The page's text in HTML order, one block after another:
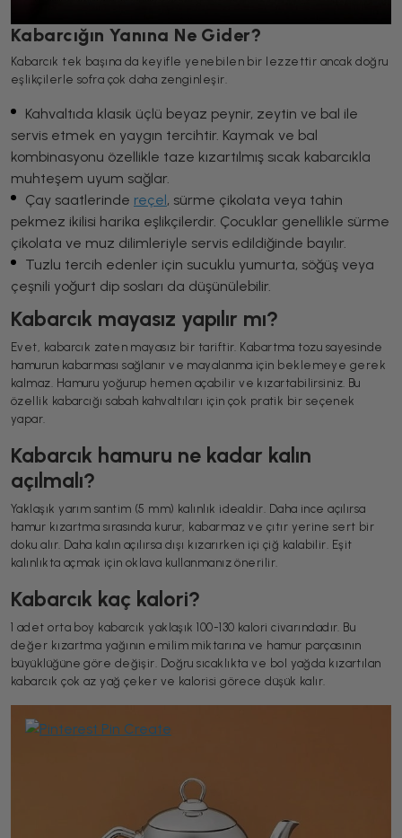
Kabarcığın Yanına Ne Gider?
Kabarcık tek başına da keyifle yenebilen bir lezzettir ancak doğru
eşlikçilerle sofra çok daha zenginleşir.
Kahvaltıda klasik üçlü beyaz peynir, zeytin ve bal ile
servis etmek en yaygın tercihtir. Kaymak ve bal
kombinasyonu özellikle taze kızartılmış sıcak kabarcıkla
muhteşem uyum sağlar.
Çay saatlerinde reçel, sürme çikolata veya tahin
pekmez ikilisi harika eşlikçilerdir. Çocuklar genellikle sürme
çikolata ve muz dilimleriyle servis edildiğinde bayılır.
Tuzlu tercih edenler için sucuklu yumurta, söğüş veya
çeşnili yoğurt dip sosları da düşünülebilir.
Kabarcık mayasız yapılır mı?
Evet, kabarcık zaten mayasız bir tariftir. Kabartma tozu sayesinde
hamurun kabarması sağlanır ve mayalanma için beklemeye gerek
kalmaz. Hamuru yoğurup hemen açabilir ve kızartabilirsiniz. Bu
özellik kabarcığı sabah kahvaltıları için çok pratik bir seçenek
yapar.
Kabarcık hamuru ne kadar kalın
açılmalı?
Yaklaşık yarım santim (5 mm) kalınlık idealdir. Daha ince açılırsa
hamur kızartma sırasında kurur, kabarmaz ve çıtır yerine sert bir
doku alır. Daha kalın açılırsa dışı kızarırken içi çiğ kalabilir. Eşit
kalınlıkta açmak için oklava kullanmanız önerilir.
Kabarcık kaç kalori?
1 adet orta boy kabarcık yaklaşık 100-130 kalori civarındadır. Bu
değer kızartma yağının emilim miktarına ve hamur parçasının
büyüklüğüne göre değişir. Doğru sıcaklıkta ve bol yağda kızartılan
kabarcık çok az yağ çeker ve kalorisi görece düşük kalır.